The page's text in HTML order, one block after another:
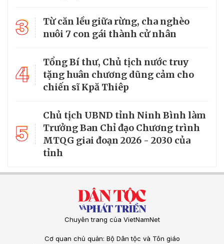
3
Từ căn lều giữa rừng, cha nghèo
nuôi 7 con gái thành cử nhân
4
Tổng Bí thư, Chủ tịch nước truy
tặng huân chương dũng cảm cho
chiến sĩ Kpă Thiêp
5
Chủ tịch UBND tỉnh Ninh Bình làm
Trưởng Ban Chỉ đạo Chương trình
MTQG giai đoạn 2026 - 2030 của
tỉnh
Chuyên trang của VietNamNet
Cơ quan chủ quản: Bộ Dân tộc và Tôn giáo